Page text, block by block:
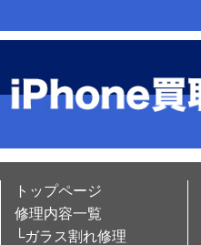
トップページ
修理内容一覧
└ガラス割れ修理